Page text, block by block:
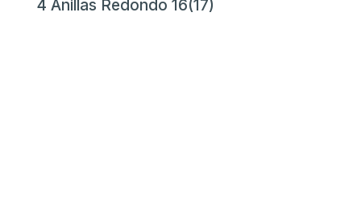
4 Anillas Redondo 16(17)